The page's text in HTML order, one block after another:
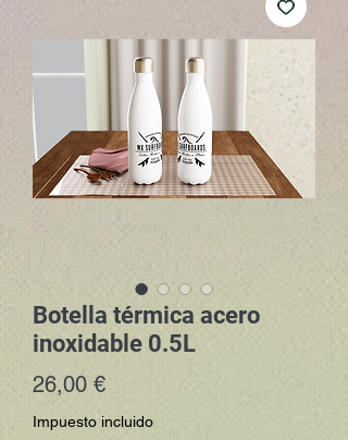
Botella térmica acero
inoxidable 0.5L
26,00 €Precio
Impuesto incluido